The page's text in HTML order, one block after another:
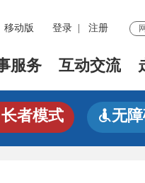
移动版 登录 注册
服务 互动交流
长者模式 无